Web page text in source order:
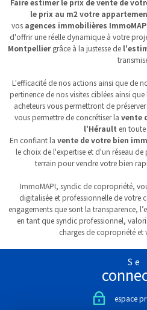
Faire estimer le prix de vente de
le prix au m2 votre
vos agences immobilières
d'offrir une réelle dynamique à votre
Montpelliergrâce à la justesse de
L'efficacité de nos actions ainsi que de
pertinence de nos visites ciblées ainsi
acheteurs vous permettront de
vous permettre de concrétiser la vente
l'Hérault en
En confiant la vente de votre bien
le choix de l'expertise et d'un réseau
terrain pour vendre votre bien
ImmoMAPI, syndic de copropriété,
digitalisée et professionnelle de votre
engagements que sont la transparence,
en tant que syndic professionnel,
charges de copropriété et
Se
espace